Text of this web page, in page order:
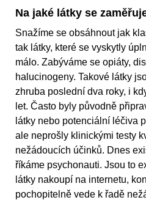
Na jaké látky se
Snažíme se obsáhnout jak
tak látky, které se vyskytly
málo. Zabýváme se opiáty,
halucinogeny. Takové látky
zhruba poslední dva roky, i
let. Často byly původně
látky nebo potenciální léčiva
ale neprošly klinickými testy
nežádoucích účinků. Dnes
říkáme psychonauti. Jsou to
látky nakoupí na internetu,
pochopitelně vede k řadě